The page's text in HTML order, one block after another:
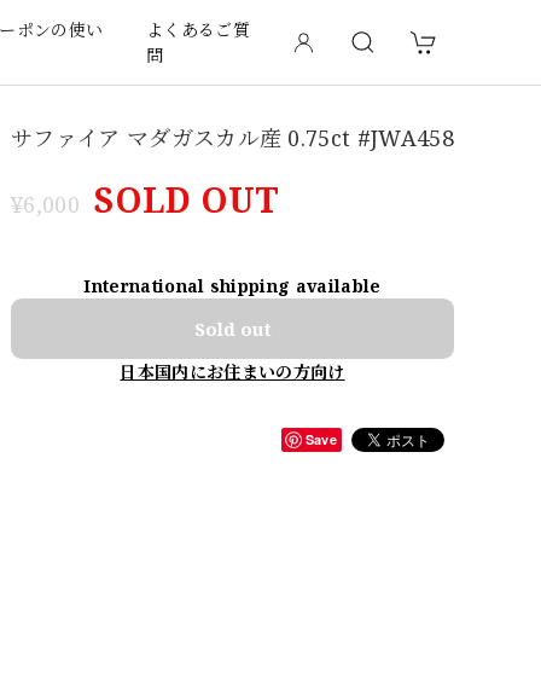
ポンの使い
よくあるご質
問
サファイア マダガスカル産 0.75ct #JWA458
¥6,000 SOLD OUT
International shipping available
Sold out
日本国内にお住まいの方向け
Save